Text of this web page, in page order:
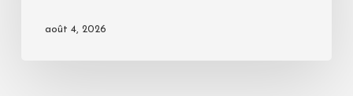
août 4, 2026